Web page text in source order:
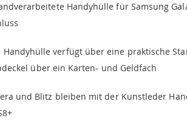
Handyhülle für Samsung
Handyhülle verfügt über eine praktische
über ein Karten- und Geldfach
und Blitz bleiben mit der Kunstleder